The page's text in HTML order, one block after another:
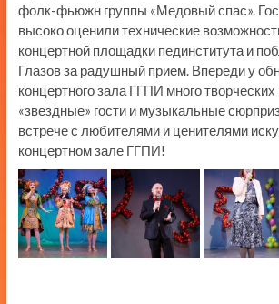
фолк-фьюжн группы «Медовый спас».
высоко оценили технические
концертной площадки пединститута и
Глазов за радушный прием. Впереди у
концертного зала ГГПИ много творческих
«звездные» гости и музыкальные
встрече с любителями и ценителями
концертном зале ГГПИ!